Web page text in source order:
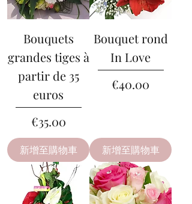
Bouquets
grandes tiges à
partir de 35
euros
價格
€35.00
新增至購物車
Bouquet rond
In Love
價格
€40.00
新增至購物車